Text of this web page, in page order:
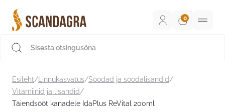
sisu
juurde
Esileht/ Linnukasvatus/Söödad ja söödalisandid/
Vitamiinid ja lisandid/
Täiendsööt kanadele IdaPlus ReVital 200ml